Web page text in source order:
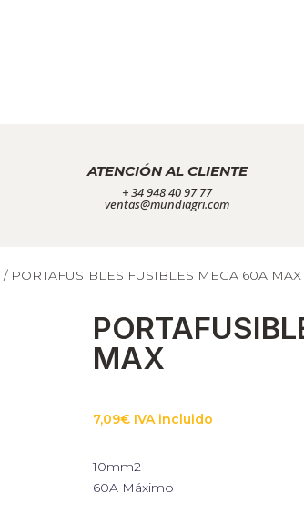
ATENCIÓN AL CLIENTE
+ 34 948 40 97 77
ventas@mundiagri.com
/ PORTAFUSIBLES FUSIBLES MEGA 60A MAX
MAX
7,09€ IVA incluido
10mm2
60A Máximo